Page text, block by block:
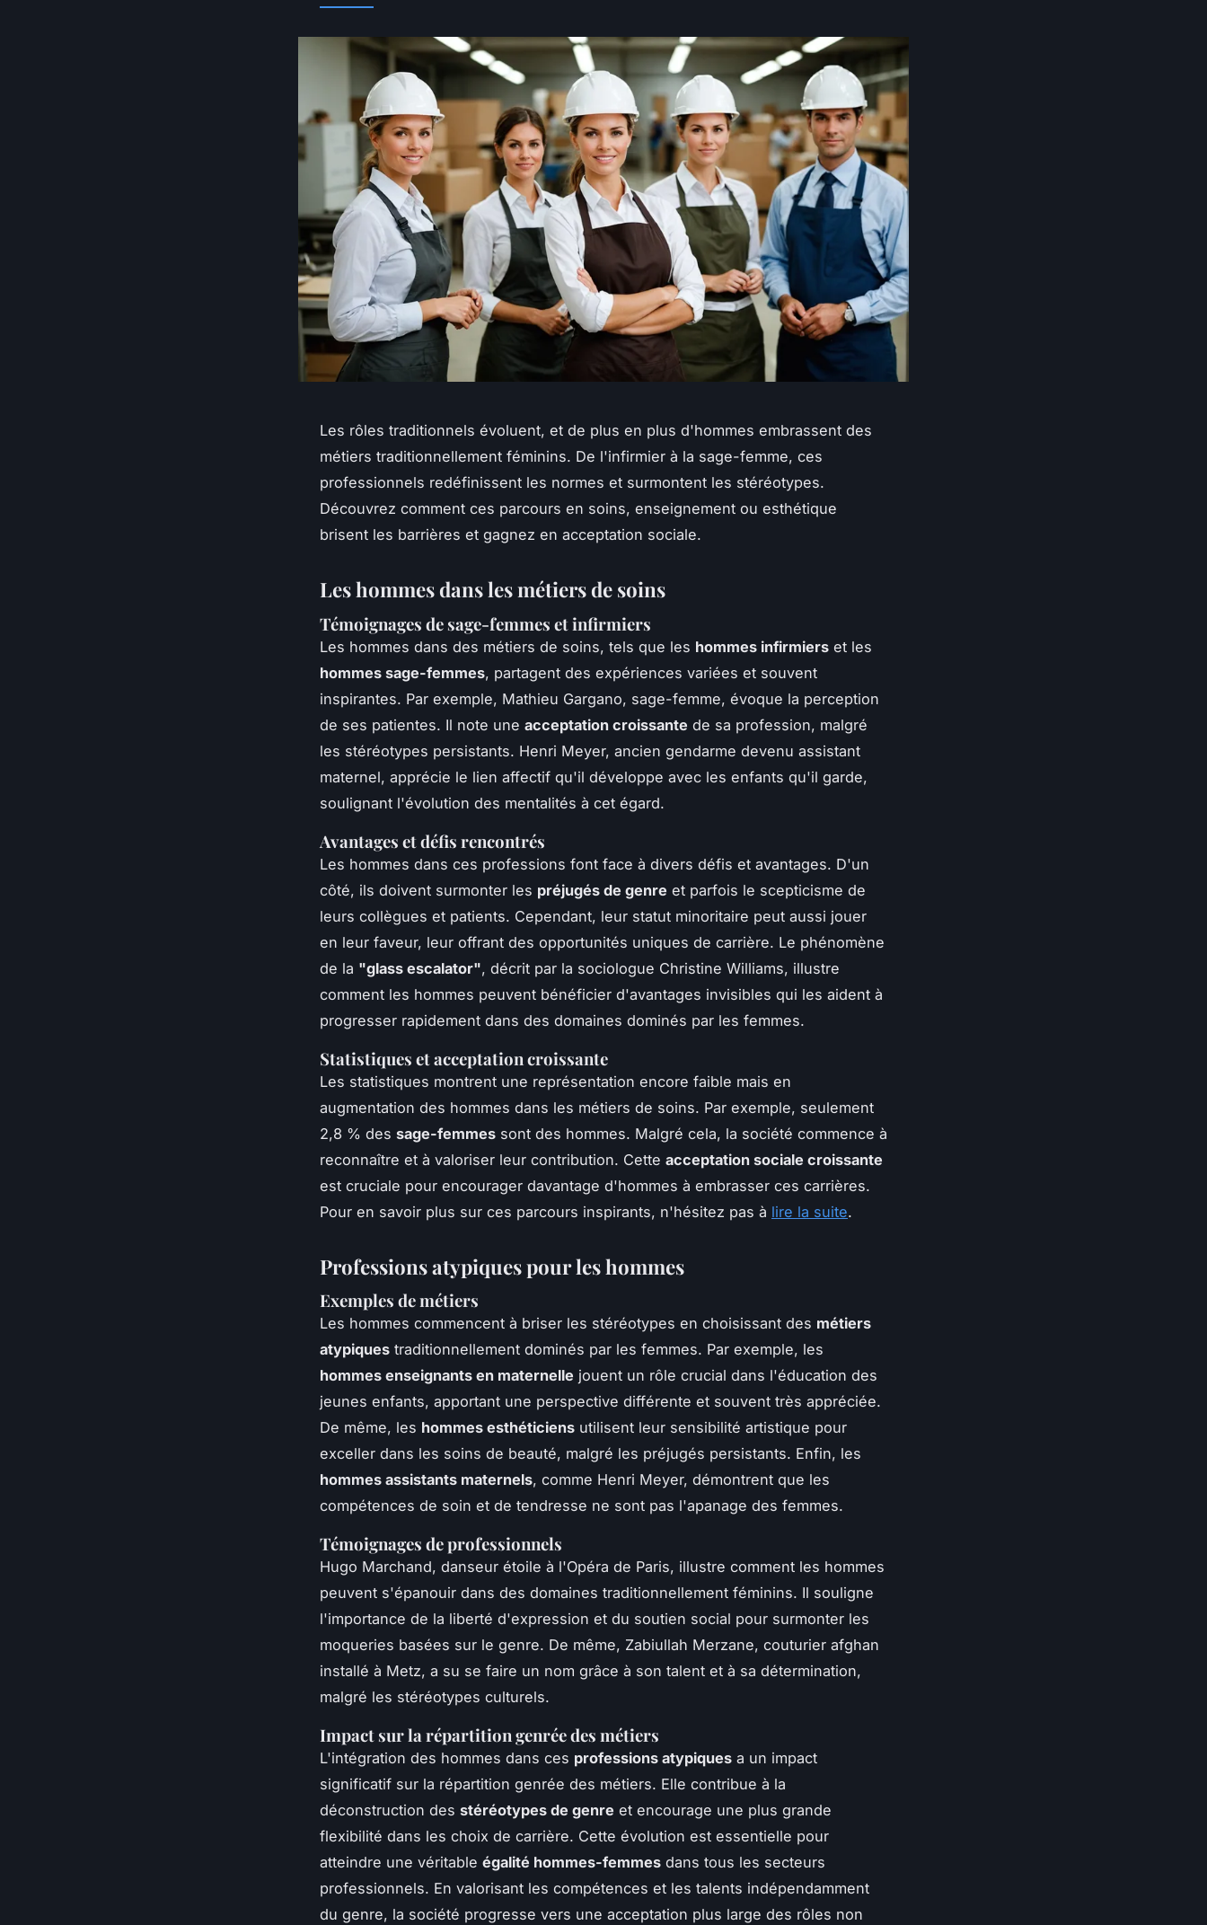
Les rôles traditionnels évoluent, et de plus en plus d'hommes embrassent des
métiers traditionnellement féminins. De l'infirmier à la sage-femme, ces
professionnels redéfinissent les normes et surmontent les stéréotypes.
Découvrez comment ces parcours en soins, enseignement ou esthétique
brisent les barrières et gagnez en acceptation sociale.
Les hommes dans les métiers de soins
Témoignages de sage-femmes et infirmiers
Les hommes dans des métiers de soins, tels que les hommes infirmiers et les
hommes sage-femmes, partagent des expériences variées et souvent
inspirantes. Par exemple, Mathieu Gargano, sage-femme, évoque la perception
de ses patientes. Il note une acceptation croissante de sa profession, malgré
les stéréotypes persistants. Henri Meyer, ancien gendarme devenu assistant
maternel, apprécie le lien affectif qu'il développe avec les enfants qu'il garde,
soulignant l'évolution des mentalités à cet égard.
Avantages et défis rencontrés
Les hommes dans ces professions font face à divers défis et avantages. D'un
côté, ils doivent surmonter les préjugés de genre et parfois le scepticisme de
leurs collègues et patients. Cependant, leur statut minoritaire peut aussi jouer
en leur faveur, leur offrant des opportunités uniques de carrière. Le phénomène
de la "glass escalator", décrit par la sociologue Christine Williams, illustre
comment les hommes peuvent bénéficier d'avantages invisibles qui les aident à
progresser rapidement dans des domaines dominés par les femmes.
Statistiques et acceptation croissante
Les statistiques montrent une représentation encore faible mais en
augmentation des hommes dans les métiers de soins. Par exemple, seulement
2,8 % des sage-femmes sont des hommes. Malgré cela, la société commence à
reconnaître et à valoriser leur contribution. Cette acceptation sociale croissante
est cruciale pour encourager davantage d'hommes à embrasser ces carrières.
Pour en savoir plus sur ces parcours inspirants, n'hésitez pas à lire la suite.
Professions atypiques pour les hommes
Exemples de métiers
Les hommes commencent à briser les stéréotypes en choisissant des métiers
atypiques traditionnellement dominés par les femmes. Par exemple, les
hommes enseignants en maternelle jouent un rôle crucial dans l'éducation des
jeunes enfants, apportant une perspective différente et souvent très appréciée.
De même, les hommes esthéticiens utilisent leur sensibilité artistique pour
exceller dans les soins de beauté, malgré les préjugés persistants. Enfin, les
hommes assistants maternels, comme Henri Meyer, démontrent que les
compétences de soin et de tendresse ne sont pas l'apanage des femmes.
Témoignages de professionnels
Hugo Marchand, danseur étoile à l'Opéra de Paris, illustre comment les hommes
peuvent s'épanouir dans des domaines traditionnellement féminins. Il souligne
l'importance de la liberté d'expression et du soutien social pour surmonter les
moqueries basées sur le genre. De même, Zabiullah Merzane, couturier afghan
installé à Metz, a su se faire un nom grâce à son talent et à sa détermination,
malgré les stéréotypes culturels.
Impact sur la répartition genrée des métiers
L'intégration des hommes dans ces professions atypiques a un impact
significatif sur la répartition genrée des métiers. Elle contribue à la
déconstruction des stéréotypes de genre et encourage une plus grande
flexibilité dans les choix de carrière. Cette évolution est essentielle pour
atteindre une véritable égalité hommes-femmes dans tous les secteurs
professionnels. En valorisant les compétences et les talents indépendamment
du genre, la société progresse vers une acceptation plus large des rôles non